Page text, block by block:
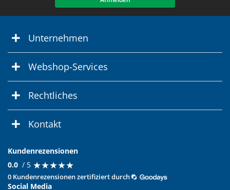
Unternehmen
Webshop-Services
Rechtliches
Kontakt
Kundenrezensionen
0.0 / 5 ★★★★★
★★★★★
0 Kundenrezensionen zertifiziert durch
Social Media